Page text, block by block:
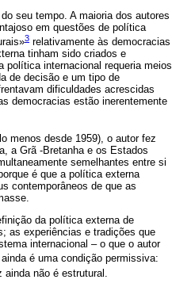
seu tempo. A maioria dos autores
em questões de política
3 relativamente às democracias
tinham sido criados e
política internacional requeria meios
de decisão e um tipo de
dificuldades acrescidas
democracias estão inerentemente
menos desde 1959), o autor fez
a Grã -Bretanha e os Estados
semelhantes entre si
é que a política externa
contemporâneos de que as
da política externa de
as experiências e tradições que
internacional – o que o autor
é uma condição permissiva:
ainda não é estrutural.